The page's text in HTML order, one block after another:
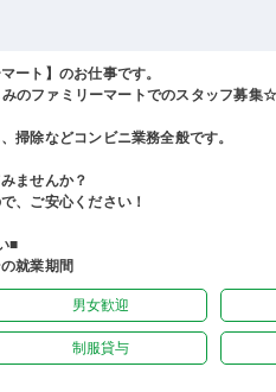
ート】のお仕事です。
のファミリーマートでのスタッフ募集
掃除などコンビニ業務全般です。
ませんか？
、ご安心ください！
■
就業期間
男女歓迎
制服貸与